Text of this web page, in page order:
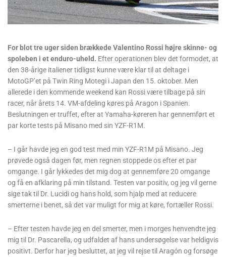
For blot tre uger siden brækkede Valentino Rossi højre skinne- og
spoleben i et enduro-uheld. Efter operationen blev det formodet, at
den 38-årige italiener tidligst kunne være klar til at deltage i
MotoGP’et på Twin Ring Motegi i Japan den 15. oktober. Men
allerede i den kommende weekend kan Rossi være tilbage på sin
racer, når årets 14. VM-afdeling køres på Aragon i Spanien.
Beslutningen er truffet, efter at Yamaha-køreren har gennemført et
par korte tests på Misano med sin YZF-R1M.
– I går havde jeg en god test med min YZF-R1M på Misano. Jeg
prøvede også dagen før, men regnen stoppede os efter et par
omgange. I går lykkedes det mig dog at gennemføre 20 omgange
og få en afklaring på min tilstand. Testen var positiv, og jeg vil gerne
sige tak til Dr. Lucidi og hans hold, som hjalp med at reducere
smerterne i benet, så det var muligt for mig at køre, fortæller Rossi.
– Efter testen havde jeg en del smerter, men i morges henvendte jeg
mig til Dr. Pascarella, og udfaldet af hans undersøgelse var heldigvis
positivt. Derfor har jeg besluttet, at jeg vil rejse til Aragón og forsøge